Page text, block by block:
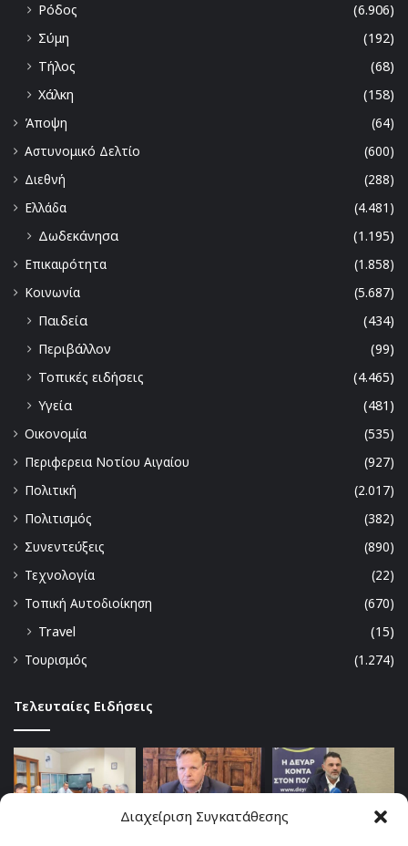
Διαχείριση Συγκατάθεσης
Ρόδος
(6.906)
Σύμη
(192)
Τήλος
(68)
Χάλκη
(158)
Άποψη
(64)
Αστυνομικό Δελτίο
(600)
Διεθνή
(288)
Ελλάδα
(4.481)
Δωδεκάνησα
(1.195)
Επικαιρότητα
(1.858)
Κοινωνία
(5.687)
Παιδεία
(434)
Περιβάλλον
(99)
Τοπικές ειδήσεις
(4.465)
Υγεία
(481)
Οικονομία
(535)
Περιφερεια Νοτίου Αιγαίου
(927)
Πολιτική
(2.017)
Πολιτισμός
(382)
Συνεντεύξεις
(890)
Τεχνολογία
(22)
Τοπική Αυτοδιοίκηση
(670)
Travel
(15)
Τουρισμός
(1.274)
Τελευταίες Ειδήσεις